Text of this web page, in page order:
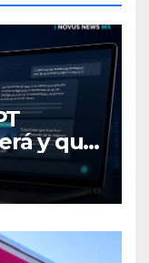
y qué